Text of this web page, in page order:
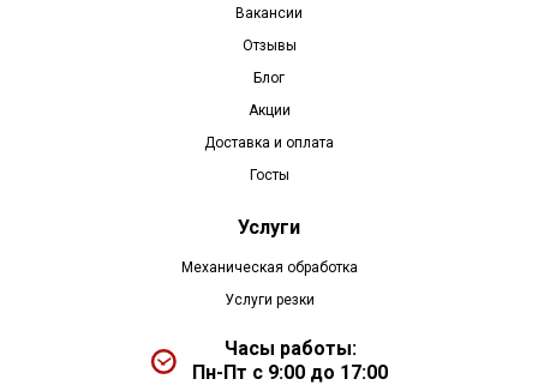
Вакансии
Отзывы
Блог
Акции
Доставка и оплата
Госты
Услуги
Механическая обработка
Услуги резки
Часы работы:
Пн-Пт с 9:00 до 17:00